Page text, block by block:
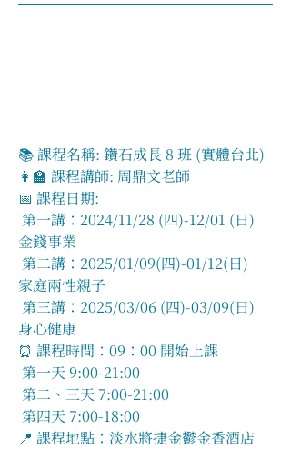
📚 課程名稱: 鑽石成長 8 班 (實體台北)
👩‍🏫 課程講師: 周鼎文老師
📅 課程日期:
金錢事業
家庭兩性親子
身心健康
⏰ 課程時間：09：00 開始上課
第一天 9:00-21:00
第二、三天 7:00-21:00
第四天 7:00-18:00
📍 課程地點：淡水將捷金鬱金香酒店